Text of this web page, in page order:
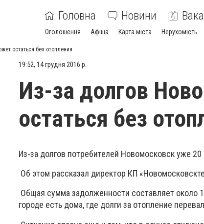
Головна Новини
Оголошення Афіша Карта міста Нерухомість
остаться без отопления
19:52, 14 грудня 2016 р.
Из-за долгов
остаться без
Из-за долгов потребителей Новомосковск уже
Об этом рассказал директор КП
Общая сумма задолженности составляет около
городе есть дома, где долги за отопление